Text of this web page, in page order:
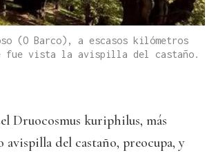
(O Barco), a escasos kilómetros
fue vista la avispilla del castaño.
Druocosmus kuriphilus, más
del castaño, preocupa, y